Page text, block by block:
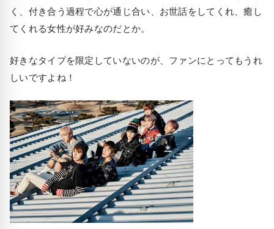
く、付き合う過程で心が通じ合い、お世話をしてくれ、癒し
てくれる女性が好みなのだとか。
好きなタイプを限定していないのが、ファンにとってもうれ
しいですよね！